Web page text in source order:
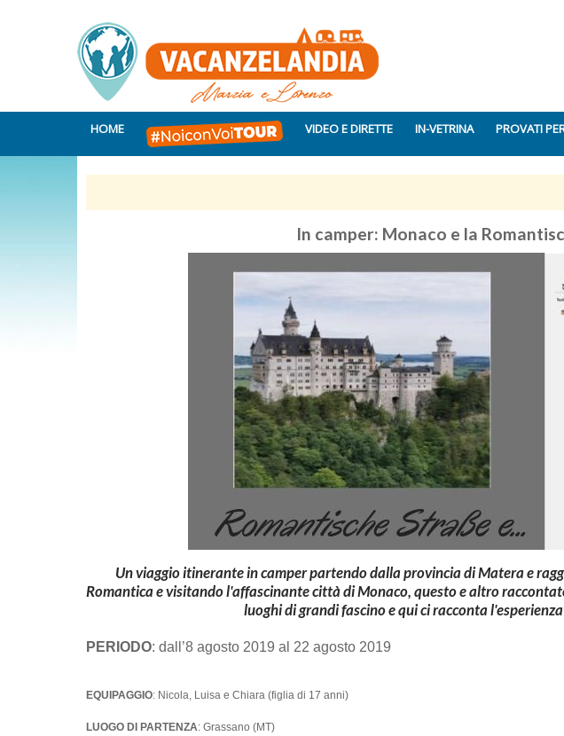
HOME VIDEO E DIRETTE IN-VETRINA PROVATI
In camper: Monaco e la
Un viaggio itinerante in camper partendo dalla provincia di Matera e
Romantica e visitando l'affascinante città di Monaco, questo e altro
luoghi di grandi fascino e qui ci racconta
PERIODO: dall’8 agosto 2019 al 22 agosto 2019
EQUIPAGGIO: Nicola, Luisa e Chiara (figlia di 17 anni)
LUOGO DI PARTENZA: Grassano (MT)